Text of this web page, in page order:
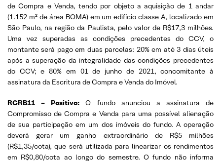
de Compra e Venda, tendo por objeto a aquisição de 1 andar
(1.152 m² de área BOMA) em um edifício classe A, localizado em
São Paulo, na região da Paulista, pelo valor de R$17,3 milhões.
Uma vez superadas as condições precedentes do CCV, o
montante será pago em duas parcelas: 20% em até 3 dias úteis
após a superação da integralidade das condições precedentes
do CCV; e 80% em 01 de junho de 2021, concomitante à
assinatura da Escritura de Compra e Venda do Imóvel.
RCRB11 – Positivo:O fundo anunciou a assinatura de
Compromisso de Compra e Venda para uma possível alienação
de sua participação em um dos imóveis do fundo. A operação
deverá gerar um ganho extraordinário de R$5 milhões
(R$1,35/cota), que será utilizada para linearizar os rendimentos
em R$0,80/cota ao longo do semestre. O fundo não informa